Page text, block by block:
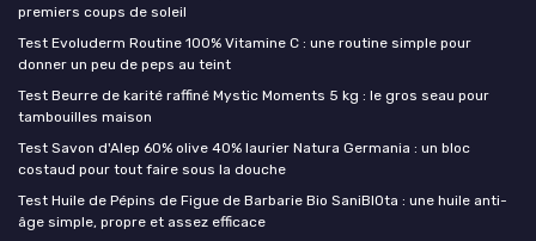
premiers coups de soleil
Test Evoluderm Routine 100% Vitamine C : une routine simple pour
donner un peu de peps au teint
Test Beurre de karité raffiné Mystic Moments 5 kg : le gros seau pour
tambouilles maison
Test Savon d'Alep 60% olive 40% laurier Natura Germania : un bloc
costaud pour tout faire sous la douche
Test Huile de Pépins de Figue de Barbarie Bio SaniBIOta : une huile anti-
âge simple, propre et assez efficace